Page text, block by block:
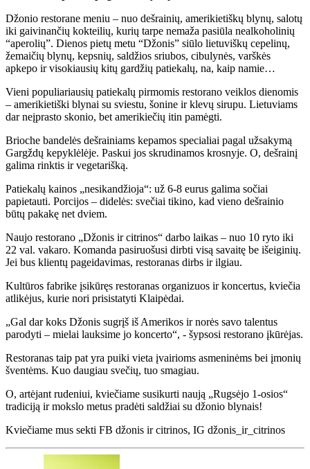
Džonio restorane meniu – nuo dešrainių, amerikietiškų blynų, salotų
iki gaivinančių kokteilių, kurių tarpe nemaža pasiūla nealkoholinių
“aperolių”. Dienos pietų metu “Džonis” siūlo lietuviškų cepelinų,
žemaičių blynų, kepsnių, saldžios sriubos, cibulynės, varškės
apkepo ir visokiausių kitų gardžių patiekalų, na, kaip namie…
Vieni populiariausių patiekalų pirmomis restorano veiklos dienomis
– amerikietiški blynai su sviestu, šonine ir klevų sirupu. Lietuviams
dar neįprasto skonio, bet amerikiečių itin pamėgti.
Brioche bandelės dešrainiams kepamos specialiai pagal užsakymą
Gargždų kepyklėlėje. Paskui jos skrudinamos krosnyje. O, dešrainį
galima rinktis ir vegetarišką.
Patiekalų kainos „nesikandžioja“: už 6-8 eurus galima sočiai
papietauti. Porcijos – didelės: svečiai tikino, kad vieno dešrainio
būtų pakakę net dviem.
Naujo restorano „Džonis ir citrinos“ darbo laikas – nuo 10 ryto iki
22 val. vakaro. Komanda pasiruošusi dirbti visą savaitę be išeiginių.
Jei bus klientų pageidavimas, restoranas dirbs ir ilgiau.
Kultūros fabrike įsikūręs restoranas organizuos ir koncertus, kviečia
atlikėjus, kurie nori prisistatyti Klaipėdai.
„Gal dar koks Džonis sugrįš iš Amerikos ir norės savo talentus
parodyti – mielai lauksime jo koncerto“, - šypsosi restorano įkūrėjas.
Restoranas taip pat yra puiki vieta įvairioms asmeninėms bei įmonių
šventėms. Kuo daugiau svečių, tuo smagiau.
O, artėjant rudeniui, kviečiame susikurti naują „Rugsėjo 1-osios“
tradiciją ir mokslo metus pradėti saldžiai su džonio blynais!
Kviečiame mus sekti FB džonis ir citrinos, IG džonis_ir_citrinos